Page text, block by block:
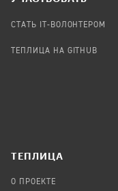
СТАТЬ IT-ВОЛОНТЕРОМ
ТЕПЛИЦА НА GITHUB
TЕПЛИЦА
О ПРОЕКТЕ